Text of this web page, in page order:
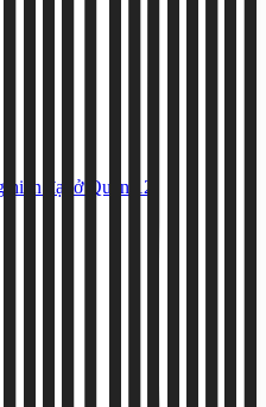
đại ở Quận 12